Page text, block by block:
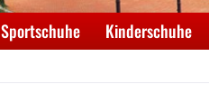
Sportschuhe Kinderschuhe